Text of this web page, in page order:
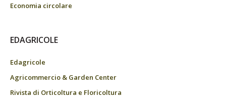
Economia circolare
EDAGRICOLE
Edagricole
Agricommercio & Garden Center
Rivista di Orticoltura e Floricoltura